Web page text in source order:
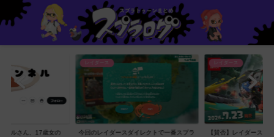
ネルさん、17歳女の
レイダース
今回のレイダースダイレクトで一番スプラ
レイダース
【賛否】レイダースダ